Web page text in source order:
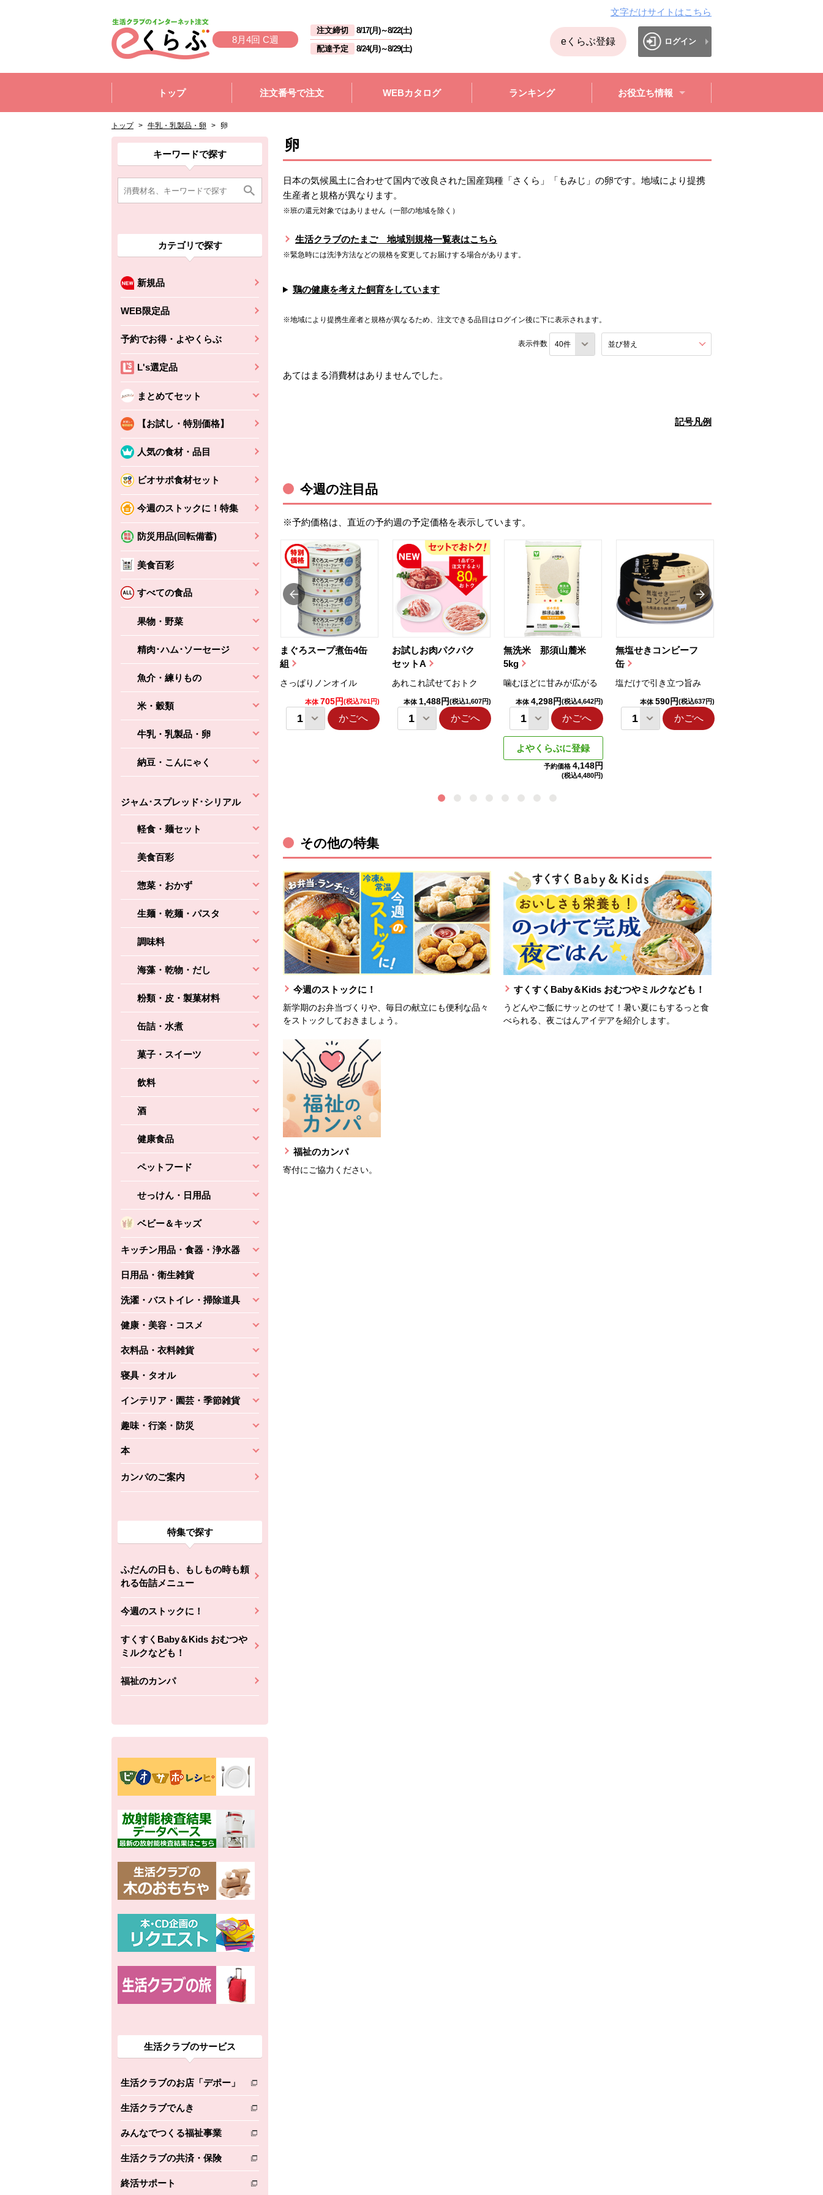
8月4回 C週
注文締切 8/17(月)～8/22(土)
配達予定
8/24(月)～8/29(土)
文字だけサイトはこちら
eくらぶ登録 ログイン
トップ
注文番号で注文 WEBカタログ ランキング お役立ち情報
トップ > 牛乳・乳製品・卵 > 卵
ここから消費材検索メニューです。
キーワードで探す
カテゴリで探す
新規品
WEB限定品
予約でお得・よやくらぶ
L's選定品
まとめてセット
【お試し・特別価格】
人気の食材・品目
ビオサポ食材セット
今週のストックに！特集
防災用品(回転備蓄)
美食百彩
すべての食品
果物・野菜
精肉･ハム･ソーセージ
魚介・練りもの
米・穀類
牛乳・乳製品・卵
納豆・こんにゃく
ジャム･スプレッド･シリアル
軽食・麺セット
美食百彩
惣菜・おかず
生麺・乾麺・パスタ
調味料
海藻・乾物・だし
粉類・皮・製菓材料
缶詰・水煮
菓子・スイーツ
飲料
酒
健康食品
ペットフード
せっけん・日用品
ベビー＆キッズ
キッチン用品・食器・浄水器
日用品・衛生雑貨
洗濯・バストイレ・掃除道具
健康・美容・コスメ
衣料品・衣料雑貨
寝具・タオル
インテリア・園芸・季節雑貨
趣味・行楽・防災
本
カンパのご案内
特集で探す
ふだんの日も、もしもの時も頼
れる缶詰メニュー
今週のストックに！
すくすくBaby＆Kids おむつや
ミルクなども！
福祉のカンパ
消費材検索メニューここまで。
ここから本文です。
ここから組合員向けメニューです。
生活クラブのサービス
生活クラブのお店「デポー」
別のウィンドウで開きます。
生活クラブでんき
別のウィンドウで開きます。
みんなでつくる福祉事業
別のウィンドウで開きます。
生活クラブの共済・保険
別のウィンドウで開きます。
終活サポート
別のウィンドウで開きます。
組合員向けメニューここまで。
ここから本文です。 卵
日本の気候風土に合わせて国内で改良された国産鶏種「さくら」「もみじ」の卵です。地域により提携
生産者と規格が異なります。
※班の還元対象ではありません（一部の地域を除く）
生活クラブのたまご 地域別規格一覧表はこちら
※緊急時には洗浄方法などの規格を変更してお届けする場合があります。
鶏の健康を考えた飼育をしています
※地域により提携生産者と規格が異なるため、注文できる品目はログイン後に下に表示されます。
表示件数 並び替え
あてはまる消費材はありませんでした。
記号凡例
今週の注目品
※予約価格は、直近の予約週の予定価格を表示しています。
まぐろスープ煮缶4缶
組
さっぱりノンオイル
本体 705円(税込761円)
かごへ
お試しお肉パクパク
セットA
あれこれ試せておトク
本体 1,488円(税込1,607円)
かごへ
無洗米 那須山麓米
5kg
噛むほどに甘みが広がる
本体 4,298円(税込4,642円)
かごへ
よやくらぶに登録
予約価格 4,148円
(税込4,480円)
無塩せきコンビーフ
缶
塩だけで引き立つ旨み
本体 590円(税込637円)
かごへ
ちょこっと揚げ（香
えびの風味がぶわっ！
(税込356円)
かごへ
バルサミコ
かごへ
その他の特集
今週のストックに！
新学期のお弁当づくりや、毎日の献立にも便利な品々
をストックしておきましょう。
すくすくBaby＆Kids おむつやミルクなども！
うどんやご飯にサッとのせて！暑い夏にもするっと食
べられる、夜ごはんアイデアを紹介します。
福祉のカンパ
寄付にご協力ください。